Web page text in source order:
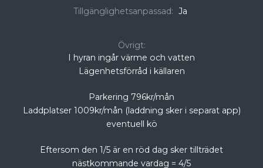
Tillgänglighetsanpassad: Ja
Övrigt:
I hyran ingår värme och vatten
Lägenhetsförråd i källaren
Parkering 796kr/mån
Laddplatser 1009kr/mån (laddning sker i separat app)
eventuell kö
Eftersom den 1/5 är en röd dag sker tillträdet
nästkommande vardag = 4/5